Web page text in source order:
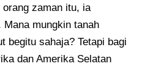
zaman itu, ia
mungkin tanah
begitu sahaja? Tetapi bagi
dan Amerika Selatan